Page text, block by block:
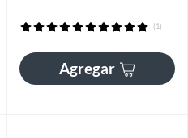
(1)
Agregar